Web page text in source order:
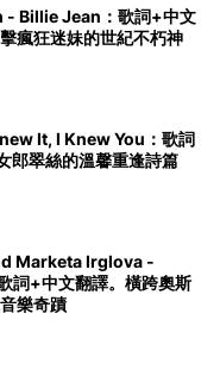
Billie Jean：歌詞+中文
瘋狂迷妹的世紀不朽神
It, I Knew You：歌詞
郎翠絲的溫馨重逢詩篇
Marketa Irglova -
詞+中文翻譯。橫跨奧斯
樂奇蹟